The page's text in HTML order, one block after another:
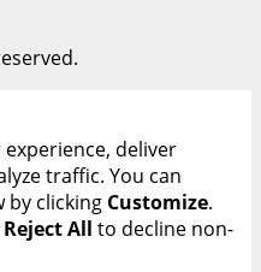
deliver
traffic. You can
by clicking Customize.
Reject All to decline non-